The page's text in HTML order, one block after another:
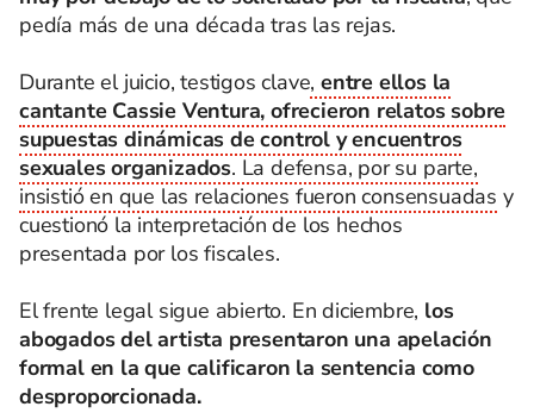
pedía más de una década tras las rejas.
Durante el juicio, testigos clave,entre ellos la
cantante Cassie Ventura, ofrecieron relatos sobre
supuestas dinámicas de control y encuentros
sexuales organizados. La defensa, por su parte,
insistió en que las relaciones fueron consensuadas y
cuestionó la interpretación de los hechos
presentada por los fiscales.
El frente legal sigue abierto. En diciembre, los
abogados del artista presentaron una apelación
formal en la que calificaron la sentencia como
desproporcionada.